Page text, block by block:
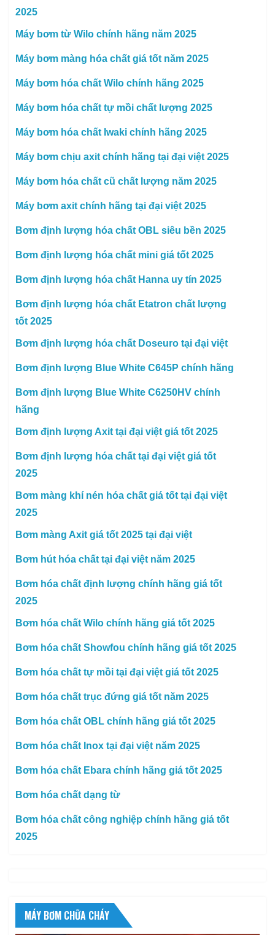
2025
Máy bơm từ Wilo chính hãng năm 2025
Máy bơm màng hóa chất giá tốt năm 2025
Máy bơm hóa chất Wilo chính hãng 2025
Máy bơm hóa chất tự mồi chất lượng 2025
Máy bơm hóa chất Iwaki chính hãng 2025
Máy bơm chịu axit chính hãng tại đại việt 2025
Máy bơm hóa chất cũ chất lượng năm 2025
Máy bơm axit chính hãng tại đại việt 2025
Bơm định lượng hóa chất OBL siêu bền 2025
Bơm định lượng hóa chất mini giá tốt 2025
Bơm định lượng hóa chất Hanna uy tín 2025
Bơm định lượng hóa chất Etatron chất lượng
tốt 2025
Bơm định lượng hóa chất Doseuro tại đại việt
Bơm định lượng Blue White C645P chính hãng
Bơm định lượng Blue White C6250HV chính
hãng
Bơm định lượng Axit tại đại việt giá tốt 2025
Bơm định lượng hóa chất tại đại việt giá tốt
2025
Bơm màng khí nén hóa chất giá tốt tại đại việt
2025
Bơm màng Axit giá tốt 2025 tại đại việt
Bơm hút hóa chất tại đại việt năm 2025
Bơm hóa chất định lượng chính hãng giá tốt
2025
Bơm hóa chất Wilo chính hãng giá tốt 2025
Bơm hóa chất Showfou chính hãng giá tốt 2025
Bơm hóa chất tự mồi tại đại việt giá tốt 2025
Bơm hóa chất trục đứng giá tốt năm 2025
Bơm hóa chất OBL chính hãng giá tốt 2025
Bơm hóa chất Inox tại đại việt năm 2025
Bơm hóa chất Ebara chính hãng giá tốt 2025
Bơm hóa chất dạng từ
Bơm hóa chất công nghiệp chính hãng giá tốt
2025
MÁY BƠM CHỮA CHÁY